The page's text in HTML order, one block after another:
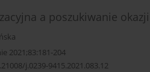
a poszukiwanie
2021;83:181-204
j.0239-9415.2021.083.12